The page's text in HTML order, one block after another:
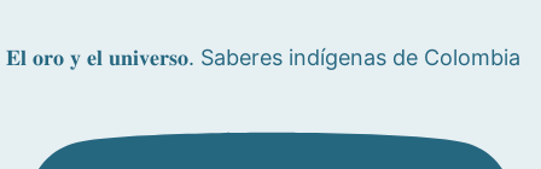
𝐄𝐥 𝐨𝐫𝐨 𝐲 𝐞𝐥 𝐮𝐧𝐢𝐯𝐞𝐫𝐬𝐨. Saberes indígenas de Colombia